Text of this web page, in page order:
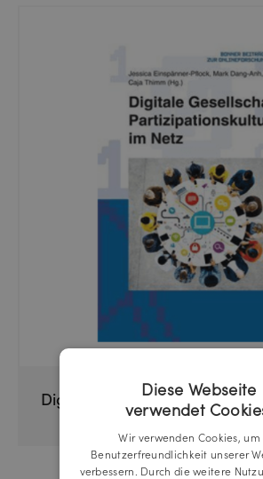
Digitale GesellschaftDiese Webseite
verwendet
Wir verwenden Cookies, um
Benutzerfreundlichkeit unserer
verbessern. Durch die weitere